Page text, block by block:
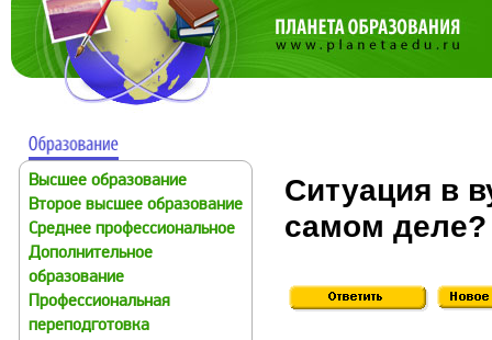
Высшее образование
Второе высшее образование
Среднее профессиональное
Дополнительное
образование
Профессиональная
переподготовка
Ситуация в
самом деле?